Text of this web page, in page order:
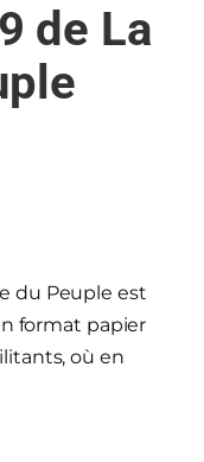
de La
du Peuple est
format papier
où en